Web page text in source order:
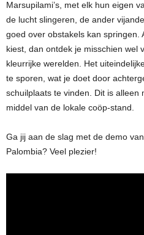
Marsupilami’s, met elk hun eigen
de lucht slingeren, de ander
goed over obstakels kan springen.
kiest, dan ontdek je misschien wel
kleurrijke werelden. Het
te sporen, wat je doet door
schuilplaats te vinden. Dit is
middel van de lokale coöp-stand.
Ga jij aan de slag met de demo
Palombia? Veel plezier!